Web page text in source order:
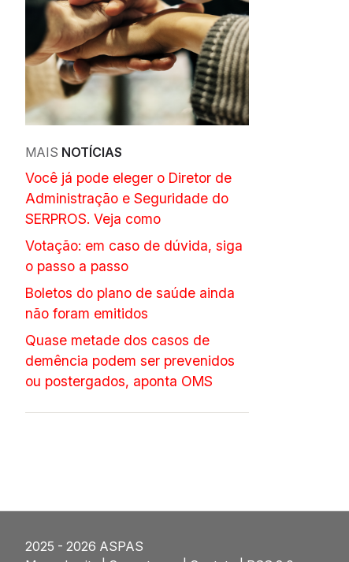
MAIS NOTÍCIAS
Você já pode eleger o Diretor de
Administração e Seguridade do
SERPROS. Veja como
Votação: em caso de dúvida, siga
o passo a passo
Boletos do plano de saúde ainda
não foram emitidos
Quase metade dos casos de
demência podem ser prevenidos
ou postergados, aponta OMS
2025 - 2026 ASPAS